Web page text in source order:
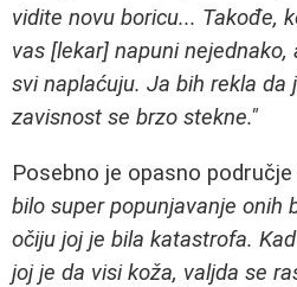
vidite novu boricu... Takođe,
vas [lekar] napuni
svi naplaćuju. Ja bih rekla da
zavisnost se brzo stekne."
Posebno je opasno
bilo super popunjavanje onih
očiju joj je bila katastrofa.
joj je da visi koža, valjda se